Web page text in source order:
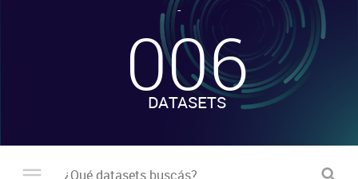
-
006
DATASETS